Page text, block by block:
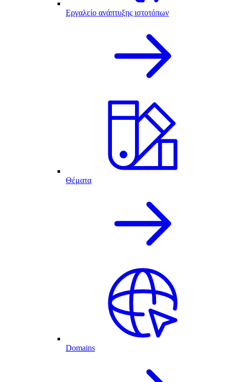
Εργαλείο ανάπτυξης ιστοτόπων
Θέματα
Domains